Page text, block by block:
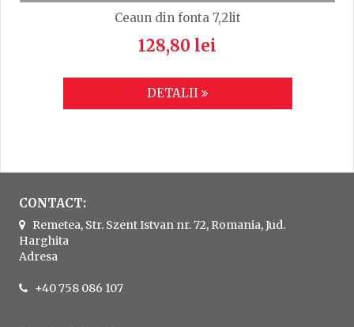
Ceaun din fonta 7,2lit
128,80 lei
DETALII
CONTACT:
Remetea, Str. Szent Istvan nr. 72, Romania, Jud.
Harghita
Adresa
+40 758 086 107